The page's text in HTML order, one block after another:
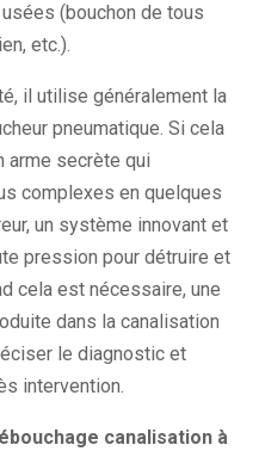
(bouchon de tous
etc.).
il utilise généralement la
pneumatique. Si cela
arme secrète qui
complexes en quelques
un système innovant et
pression pour détruire et
cela est nécessaire, une
dans la canalisation
le diagnostic et
intervention.
canalisation à